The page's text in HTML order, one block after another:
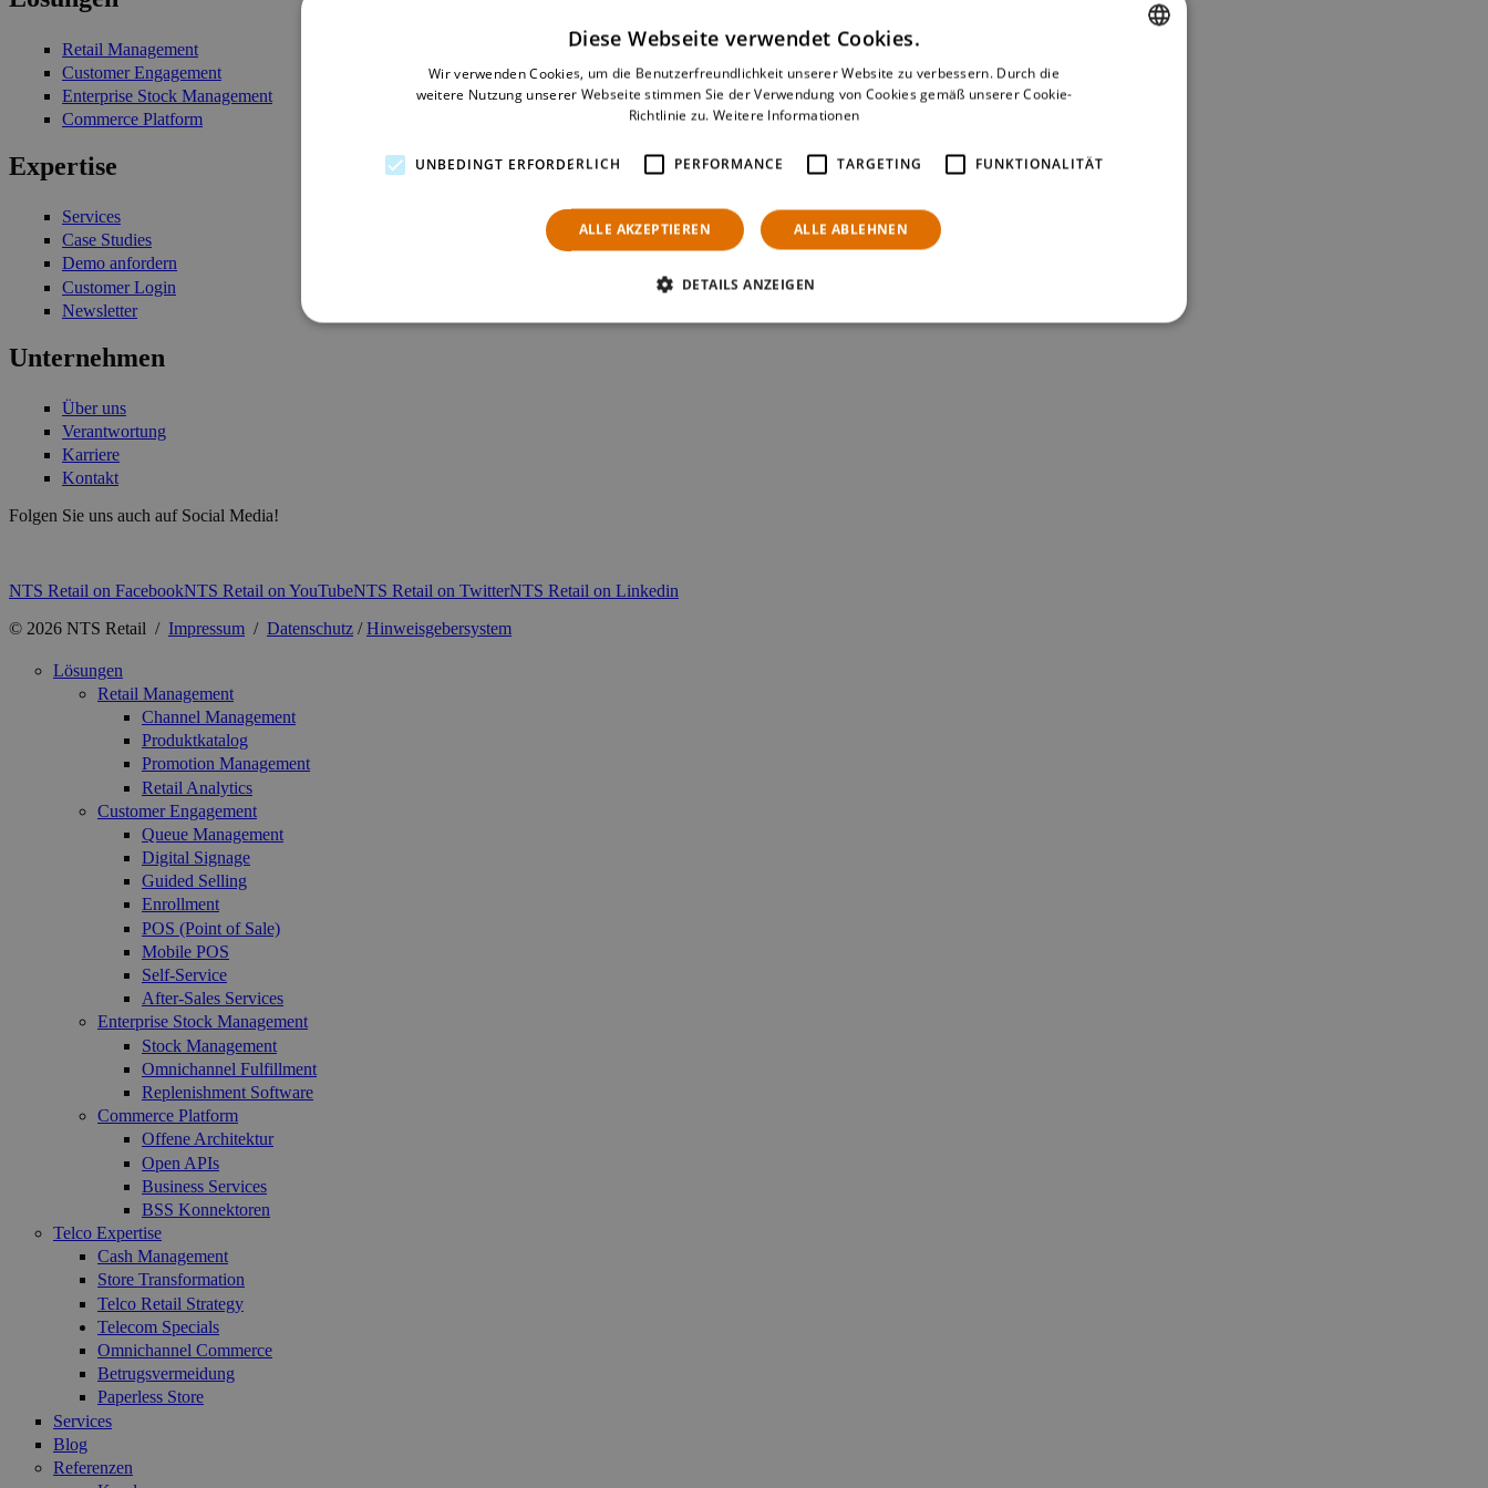
Retail Management
Customer Engagement
Enterprise Stock Management
Commerce Platform
Expertise
Services
Case Studies
Demo anfordern
Customer Login
Newsletter
Unternehmen
Über uns
Verantwortung
Karriere
Kontakt
Folgen Sie uns auch auf Social Media!
NTS Retail on FacebookNTS Retail on YouTubeNTS Retail on TwitterNTS Retail on Linkedin
© 2026 NTS Retail / Impressum / Datenschutz /Hinweisgebersystem
Lösungen
Retail Management
Channel Management
Produktkatalog
Promotion Management
Retail Analytics
Customer Engagement
Queue Management
Digital Signage
Guided Selling
Enrollment
POS (Point of Sale)
Mobile POS
Self-Service
After-Sales Services
Enterprise Stock Management
Stock Management
Omnichannel Fulfillment
Replenishment Software
Commerce Platform
Offene Architektur
Open APIs
Business Services
BSS Konnektoren
Telco Expertise
Cash Management
Store Transformation
Telco Retail Strategy
Telecom Specials
Omnichannel Commerce
Betrugsvermeidung
Paperless Store
Services
Blog
Referenzen
Diese Webseite verwendet Cookies.
Wir verwenden Cookies, um die Benutzerfreundlichkeit unserer Website zu verbessern. Durch die
weitere Nutzung unserer Webseite stimmen Sie der Verwendung von Cookies gemäß unserer Cookie-
Richtlinie zu. Weitere Informationen
UNBEDINGT ERFORDERLICH PERFORMANCE TARGETING FUNKTIONALITÄT
ALLE AKZEPTIEREN ALLE ABLEHNEN
DETAILS ANZEIGEN